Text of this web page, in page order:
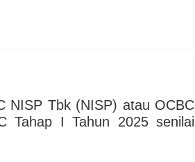
NISP Tbk (NISP) atau OCBC
Tahap I Tahun 2025 senilai